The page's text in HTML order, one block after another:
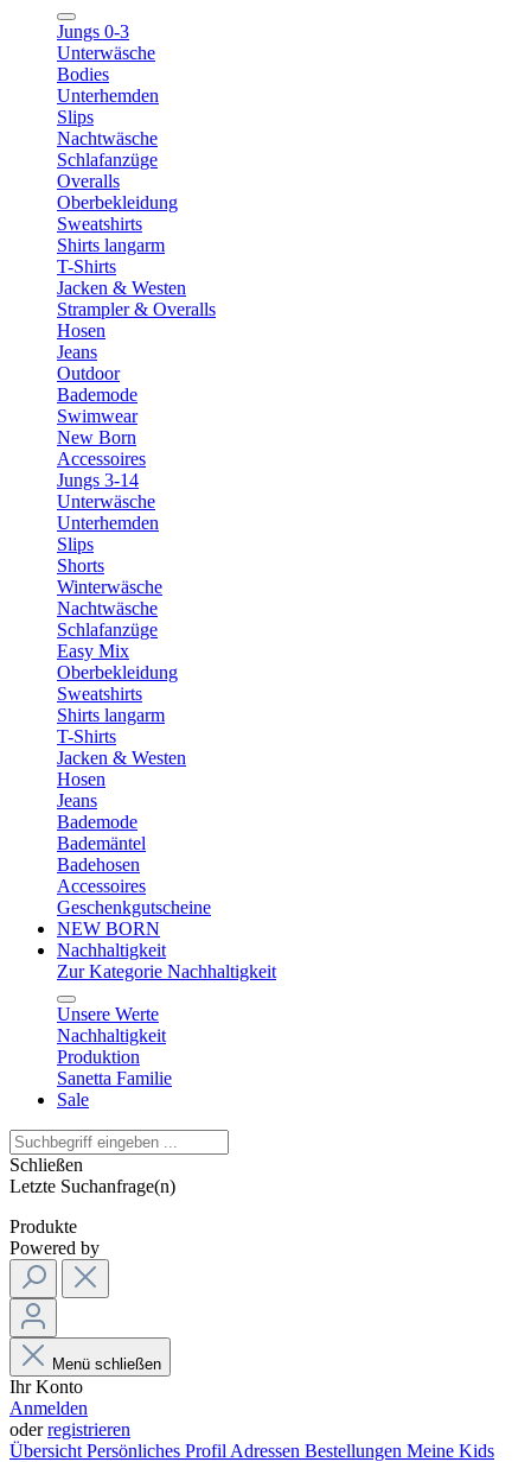
Jungs 0-3
Unterwäsche
Bodies
Unterhemden
Slips
Nachtwäsche
Schlafanzüge
Overalls
Oberbekleidung
Sweatshirts
Shirts langarm
T-Shirts
Jacken & Westen
Strampler & Overalls
Hosen
Jeans
Outdoor
Bademode
Swimwear
New Born
Accessoires
Jungs 3-14
Unterwäsche
Unterhemden
Slips
Shorts
Winterwäsche
Nachtwäsche
Schlafanzüge
Easy Mix
Oberbekleidung
Sweatshirts
Shirts langarm
T-Shirts
Jacken & Westen
Hosen
Jeans
Bademode
Bademäntel
Badehosen
Accessoires
Geschenkgutscheine
NEW BORN
Nachhaltigkeit
Zur Kategorie Nachhaltigkeit
Unsere Werte
Nachhaltigkeit
Produktion
Sanetta Familie
Sale
Schließen
Letzte Suchanfrage(n)
Produkte
Powered by
Menü schließen
Ihr Konto
Anmelden
oderregistrieren
Übersicht Persönliches Profil Adressen Bestellungen Meine Kids